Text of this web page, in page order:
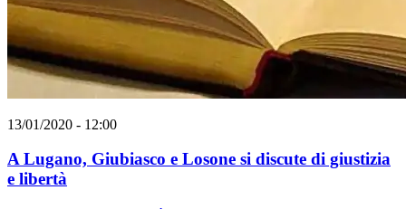
13/01/2020 - 12:00
A Lugano, Giubiasco e Losone si discute di giustizia
e libertà